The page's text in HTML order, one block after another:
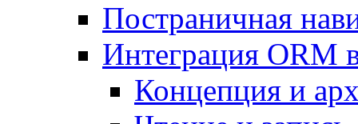
Постраничная
Интеграция ORM
Концепция и